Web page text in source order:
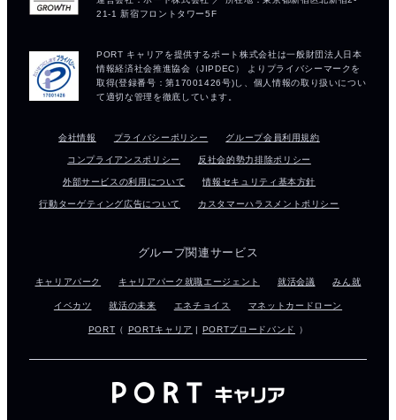
会社情報 プライバシーポリシー グループ会員利用規約
コンプライアンスポリシー 反社会的勢力排除ポリシー
外部サービスの利用について 情報セキュリティ基本方針
行動ターゲティング広告について カスタマーハラスメントポリシー